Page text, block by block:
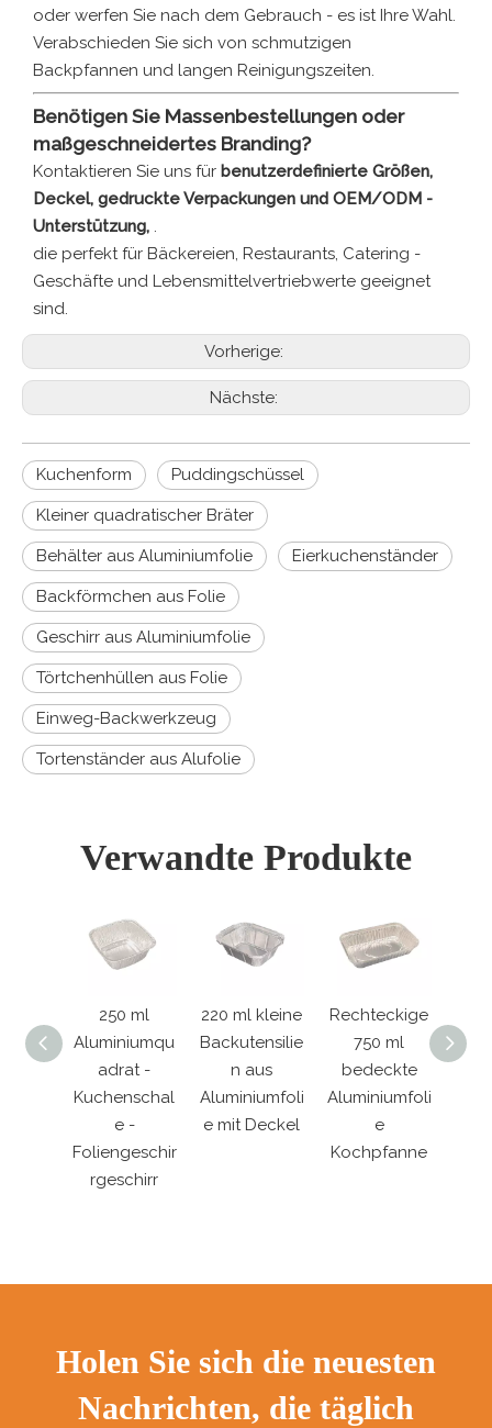
oder werfen Sie nach dem Gebrauch - es ist Ihre Wahl.
Verabschieden Sie sich von schmutzigen
Backpfannen und langen Reinigungszeiten.
Benötigen Sie Massenbestellungen oder
maßgeschneidertes Branding?
Kontaktieren Sie uns für benutzerdefinierte Größen,
Deckel, gedruckte Verpackungen und OEM/ODM -
Unterstützung, .
die perfekt für Bäckereien, Restaurants, Catering -
Geschäfte und Lebensmittelvertriebwerte geeignet
sind.
Vorherige:
Nächste:
Kuchenform Puddingschüssel
Kleiner quadratischer Bräter
Behälter aus Aluminiumfolie Eierkuchenständer
Backförmchen aus Folie
Geschirr aus Aluminiumfolie
Törtchenhüllen aus Folie
Einweg-Backwerkzeug
Tortenständer aus Alufolie
Verwandte Produkte
250 ml
Aluminiumqu
adrat -
Kuchenschal
e -
Foliengeschir
rgeschirr
220 ml kleine
Backutensilie
n aus
Aluminiumfoli
e mit Deckel
Rechteckige
750 ml
bedeckte
Aluminiumfoli
Kochpfanne
Holen Sie sich die neuesten
Nachrichten, die täglich